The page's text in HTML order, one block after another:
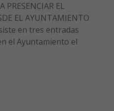
PRESENCIAR EL
EL AYUNTAMIENTO
en tres entradas
el Ayuntamiento el